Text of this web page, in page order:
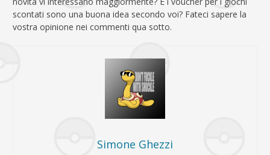
scontati sono una buona idea secondo voi? Fateci sapere la
vostra opinione nei commenti qua sotto.
Simone Ghezzi